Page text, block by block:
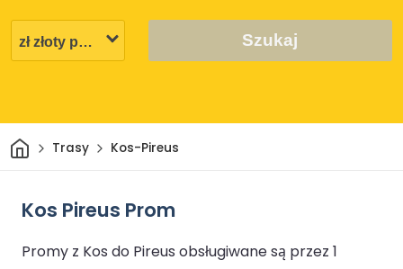
Szukaj
DomTrasy Kos-Pireus
Kos Pireus Prom
Promy z Kos do Pireus obsługiwane są przez 1